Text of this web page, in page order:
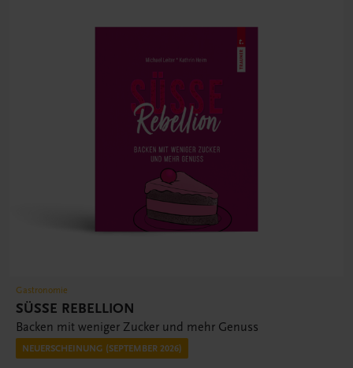
Gastronomie
SÜSSE REBELLION
Backen mit weniger Zucker und mehr Genuss
NEUERSCHEINUNG (SEPTEMBER 2026)